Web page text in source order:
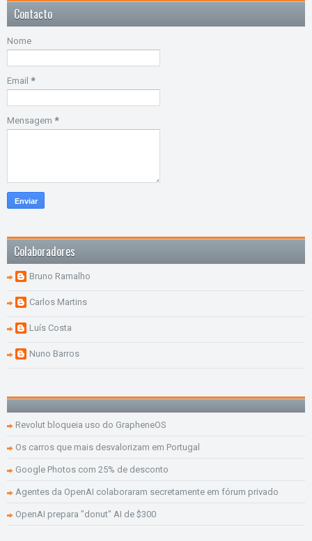
Contacto
Nome
Email *
Mensagem *
Colaboradores
Bruno Ramalho
Carlos Martins
Luís Costa
Nuno Barros
Revolut bloqueia uso do GrapheneOS
Os carros que mais desvalorizam em Portugal
Google Photos com 25% de desconto
Agentes da OpenAI colaboraram secretamente em fórum privado
OpenAI prepara "donut" AI de $300